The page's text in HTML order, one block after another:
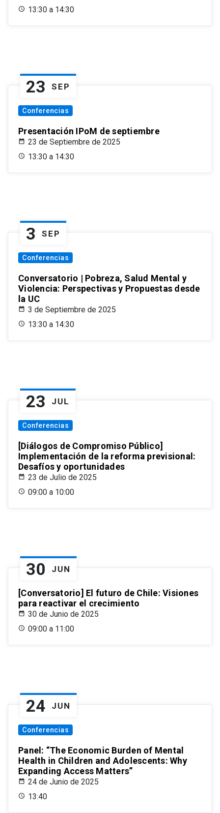
13:30 a 14:30
23 SEP
Conferencias
Presentación IPoM de septiembre
23 de Septiembre de 2025
13:30 a 14:30
3 SEP
Conferencias
Conversatorio | Pobreza, Salud Mental y
Violencia: Perspectivas y Propuestas desde
la UC
3 de Septiembre de 2025
13:30 a 14:30
23 JUL
Conferencias
[Diálogos de Compromiso Público]
Implementación de la reforma previsional:
Desafíos y oportunidades
23 de Julio de 2025
09:00 a 10:00
30 JUN
[Conversatorio] El futuro de Chile: Visiones
para reactivar el crecimiento
30 de Junio de 2025
09:00 a 11:00
24 JUN
Conferencias
Panel: “The Economic Burden of Mental
Health in Children and Adolescents: Why
Expanding Access Matters”
24 de Junio de 2025
13:40